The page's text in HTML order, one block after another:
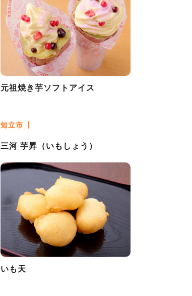
元祖焼き芋ソフトアイス
知立市
三河 芋昇（いもしょう）
いも天